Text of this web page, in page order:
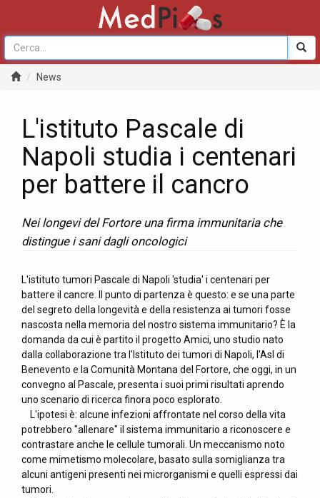
News
L'istituto Pascale di
Napoli studia i centenari
per battere il cancro
Nei longevi del Fortore una firma immunitaria che
distingue i sani dagli oncologici
L'istituto tumori Pascale di Napoli 'studia' i centenari per
battere il cancre. Il punto di partenza è questo: e se una parte
del segreto della longevità e della resistenza ai tumori fosse
nascosta nella memoria del nostro sistema immunitario? È la
domanda da cui è partito il progetto Amici, uno studio nato
dalla collaborazione tra l'Istituto dei tumori di Napoli, l'Asl di
Benevento e la Comunità Montana del Fortore, che oggi, in un
convegno al Pascale, presenta i suoi primi risultati aprendo
uno scenario di ricerca finora poco esplorato.
L'ipotesi è: alcune infezioni affrontate nel corso della vita
potrebbero "allenare" il sistema immunitario a riconoscere e
contrastare anche le cellule tumorali. Un meccanismo noto
come mimetismo molecolare, basato sulla somiglianza tra
alcuni antigeni presenti nei microrganismi e quelli espressi dai
tumori.